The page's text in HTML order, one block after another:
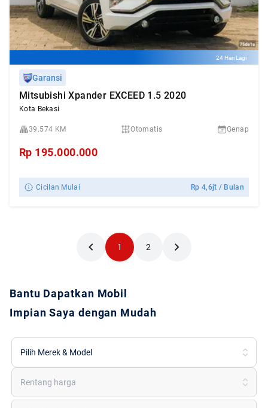
24 Hari Lagi
Garansi
Mitsubishi Xpander EXCEED 1.5 2020
Kota Bekasi
39.574 KM Otomatis Genap
Rp 195.000.000
Cicilan Mulai Rp4,6jt / Bulan
1 2
Bantu Dapatkan Mobil
Impian Saya dengan Mudah
Pilih Merek & Model
Rentang harga